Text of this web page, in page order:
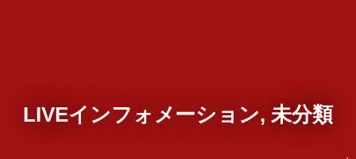
LIVEインフォメーション, 未分類